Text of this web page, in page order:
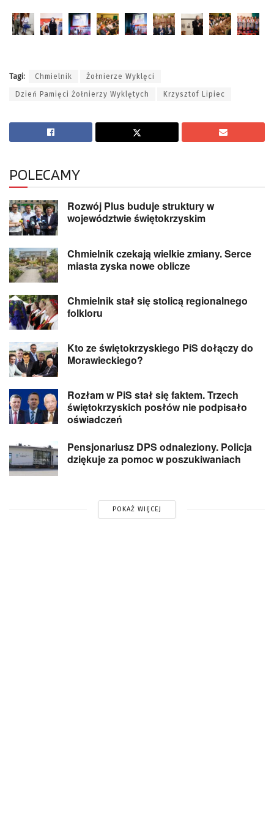
Tagi: Chmielnik Żołnierze Wyklęci
Dzień Pamięci Żołnierzy Wyklętych Krzysztof Lipiec
POLECAMY
Rozwój Plus buduje struktury w
województwie świętokrzyskim
Chmielnik czekają wielkie zmiany. Serce
miasta zyska nowe oblicze
Chmielnik stał się stolicą regionalnego
folkloru
Kto ze świętokrzyskiego PiS dołączy do
Morawieckiego?
Rozłam w PiS stał się faktem. Trzech
świętokrzyskich posłów nie podpisało
oświadczeń
Pensjonariusz DPS odnaleziony. Policja
dziękuje za pomoc w poszukiwaniach
POKAŻ WIĘCEJ